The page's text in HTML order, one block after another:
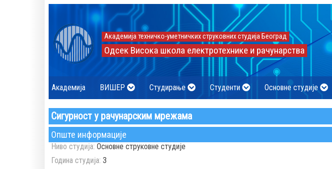
Академија техничко-уметничких струковних студија Београд
Одсек Висока школа електротехнике и рачунарства
Академија ВИШЕР Студирање Студенти Основне студије
Сигурност у рачунарским мрежама
Опште информације
Ниво студија: Основне струковне студије
Година студија: 3